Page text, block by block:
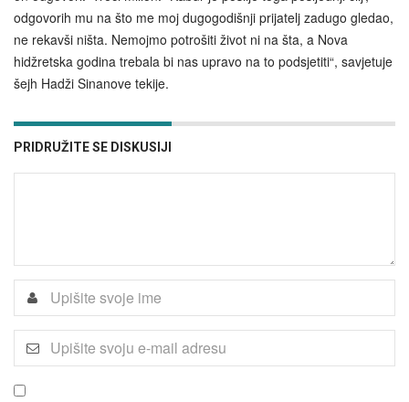
odgovorih mu na što me moj dugogodišnji prijatelj zadugo gledao,
ne rekavši ništa. Nemojmo potrošiti život ni na šta, a Nova
hidžretska godina trebala bi nas upravo na to podsjetiti“, savjetuje
šejh Hadži Sinanove tekije.
PRIDRUŽITE SE DISKUSIJI